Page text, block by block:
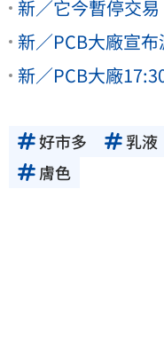
新／它今暫停交
新／PCB大廠宣
新／PCB大廠
好市多 乳液
膚色